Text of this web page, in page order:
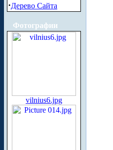
·Дерево Сайта
Фотографии
vilnius6.jpg